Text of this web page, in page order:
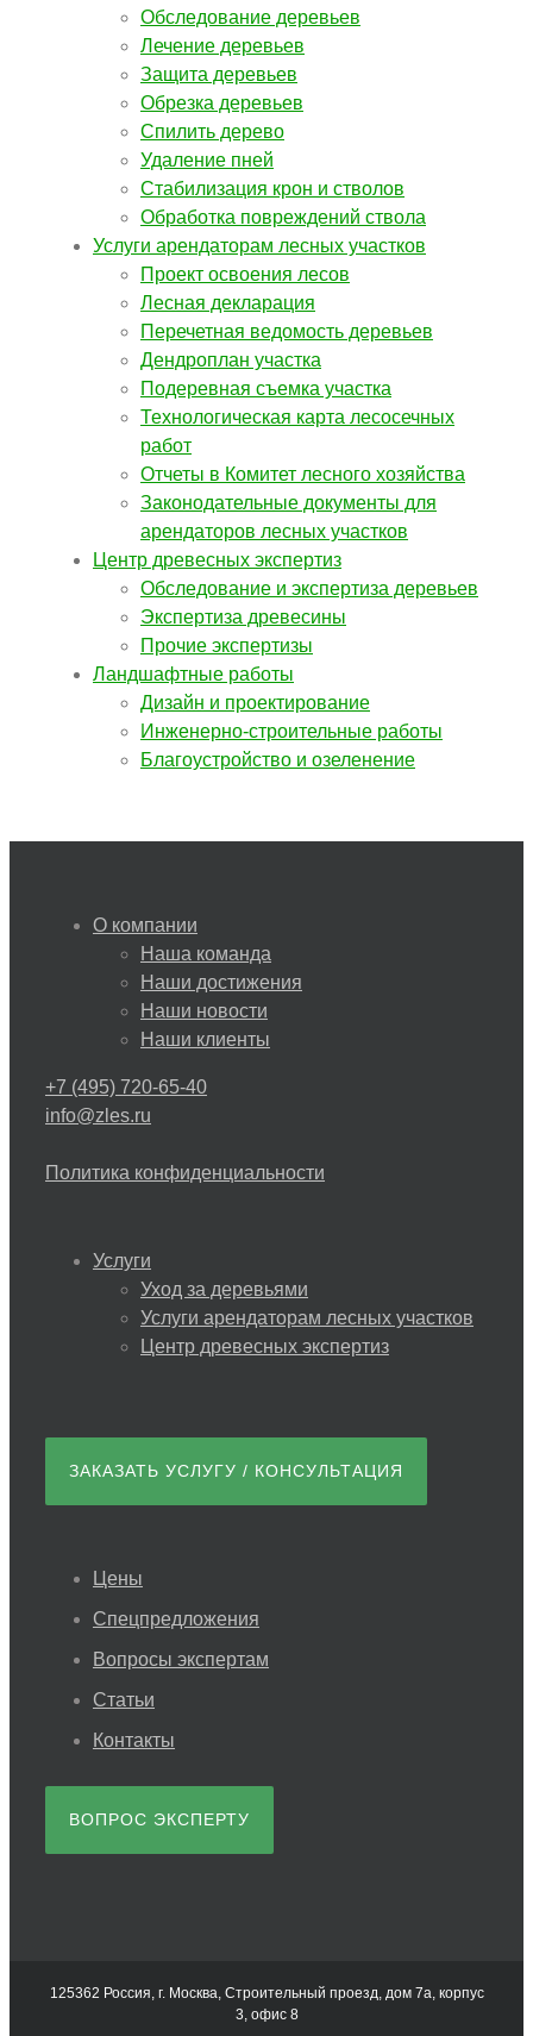
Обследование деревьев
Лечение деревьев
Защита деревьев
Обрезка деревьев
Спилить дерево
Удаление пней
Стабилизация крон и стволов
Обработка повреждений ствола
Услуги арендаторам лесных участков
Проект освоения лесов
Лесная декларация
Перечетная ведомость деревьев
Дендроплан участка
Подеревная съемка участка
Технологическая карта лесосечных
работ
Отчеты в Комитет лесного хозяйства
Законодательные документы для
арендаторов лесных участков
Центр древесных экспертиз
Обследование и экспертиза деревьев
Экспертиза древесины
Прочие экспертизы
Ландшафтные работы
Дизайн и проектирование
Инженерно-строительные работы
Благоустройство и озеленение
О компании
Наша команда
Наши достижения
Наши новости
Наши клиенты
+7 (495) 720-65-40
info@zles.ru
Политика конфиденциальности
Услуги
Уход за деревьями
Услуги арендаторам лесных участков
Центр древесных экспертиз
ЗАКАЗАТЬ УСЛУГУ / КОНСУЛЬТАЦИЯ
Цены
Спецпредложения
Вопросы экспертам
Статьи
Контакты
ВОПРОС ЭКСПЕРТУ
125362 Россия, г. Москва, Строительный проезд, дом 7а, корпус
3, офис 8